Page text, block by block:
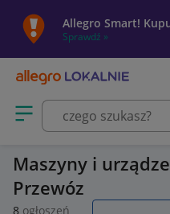
Allegro Smart!
Sprawdź »
Otwórz menu z kategoriami
Maszyny i
Przewóz
8 ogłoszeń